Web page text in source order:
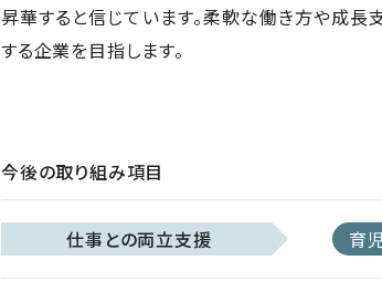
昇華すると信じています。柔軟な働き方や成
する企業を目指します。
今後の取り組み項目
仕事との両立支援 育